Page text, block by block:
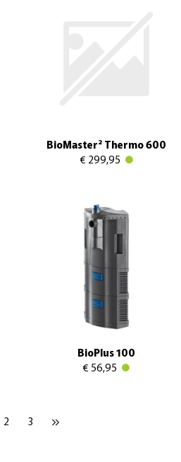
BioMaster² Thermo 600
€ 299,95
BioPlus 100
€ 56,95
2 3 keyboard_double_arrow_right